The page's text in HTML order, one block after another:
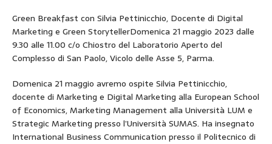
Green Breakfast con Silvia Pettinicchio, Docente di Digital
Marketing e Green StorytellerDomenica 21 maggio 2023 dalle
9.30 alle 11.00 c/o Chiostro del Laboratorio Aperto del
Complesso di San Paolo, Vicolo delle Asse 5, Parma.
Domenica 21 maggio avremo ospite Silvia Pettinicchio,
docente di Marketing e Digital Marketing alla European School
of Economics, Marketing Management alla Università LUM e
Strategic Marketing presso l’Università SUMAS. Ha insegnato
International Business Communication presso il Politecnico di